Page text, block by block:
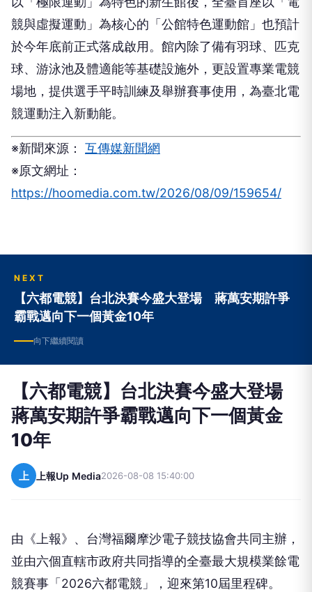
競與虛擬運動」為核心的「公館特色運動館」也預計
於今年底前正式落成啟用。館內除了備有羽球、匹克
球、游泳池及體適能等基礎設施外，更設置專業電競
場地，提供選手平時訓練及舉辦賽事使用，為臺北電
競運動注入新動能。
※新聞來源： 互傳媒新聞網
※原文網址：
https://hoomedia.com.tw/2026/08/09/159654/
NEXT
【六都電競】台北決賽今盛大登場 蔣萬安期許爭
霸戰邁向下一個黃金10年
向下繼續閱讀
【六都電競】台北決賽今盛大登場
蔣萬安期許爭霸戰邁向下一個黃金
10年
上 上報Up Media2026-08-08 15:40:00
由《上報》、台灣福爾摩沙電子競技協會共同主辦，
並由六個直轄市政府共同指導的全臺最大規模業餘電
競賽事「2026六都電競」，迎來第10屆里程碑。